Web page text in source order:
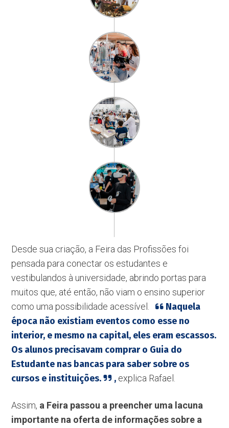
Desde sua criação, a Feira das Profissões foi
pensada para conectar os estudantes e
vestibulandos à universidade, abrindo portas para
muitos que, até então, não viam o ensino superior
como uma possibilidade acessível.
Naquela
época não existiam eventos como esse no
interior, e mesmo na capital, eles eram escassos.
Os alunos precisavam comprar o Guia do
Estudante nas bancas para saber sobre os
cursos e instituições.
, explica Rafael.
Assim, a Feira passou a preencher uma lacuna
importante na oferta de informações sobre a